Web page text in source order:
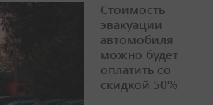
Стоимость
эвакуации
автомобиля
можно будет
оплатить со
скидкой 50%